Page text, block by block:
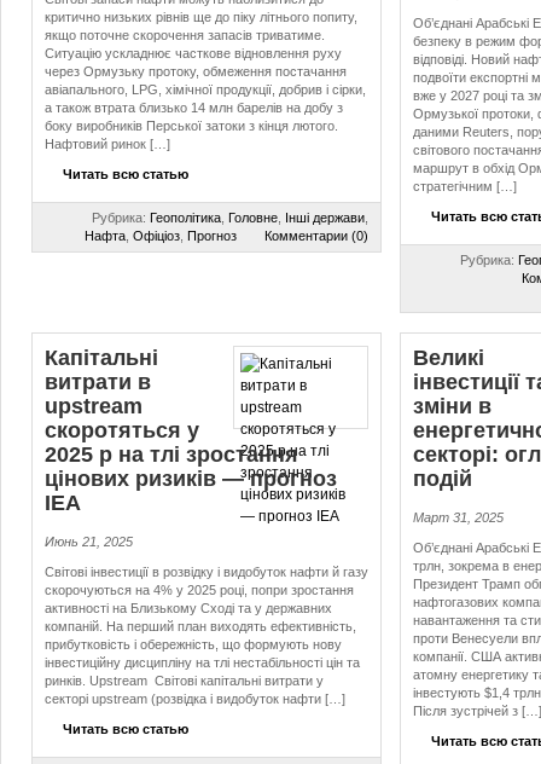
критично низьких рівнів ще до піку літнього попиту,
якщо поточне скорочення запасів триватиме.
Ситуацію ускладнює часткове відновлення руху
через Ормузьку протоку, обмеження постачання
авіапального, LPG, хімічної продукції, добрив і сірки,
а також втрата близько 14 млн барелів на добу з
боку виробників Перської затоки з кінця лютого.
Нафтовий ринок […]
Читать всю статью
Рубрика: Геополітика Головне Інші держави
Нафта Офіціоз Прогноз Комментарии (0)
Об’єднані Арабські
безпеку в режим
відповіді. Новий
подвоїти експортні
вже у 2027 році та
Ормузької протоки,
даними Reuters,
світового
маршрут в обхід
стратегічним […]
Читать всю
Рубрика:
Капітальні
витрати в
upstream
скоротяться у
2025 р на тлі зростання
цінових ризиків — прогноз
IEA
Июнь 21, 2025
Світові інвестиції в розвідку і видобуток нафти й газу
скорочуються на 4% у 2025 році, попри зростання
активності на Близькому Сході та у державних
компаній. На перший план виходять ефективність,
прибутковість і обережність, що формують нову
інвестиційну дисципліну на тлі нестабільності цін та
ринків. Upstream Світові капітальні витрати у
секторі upstream (розвідка і видобуток нафти […]
Читать всю статью
Великі
інвестиції
зміни в
секторі:
подій
Март 31, 2025
Об’єднані Арабські
трлн, зокрема в
Президент Трамп
нафтогазових
навантаження та
проти Венесуели
компанії. США
атомну енергетику
інвестують $1,4
Після зустрічей з […]
Читать всю